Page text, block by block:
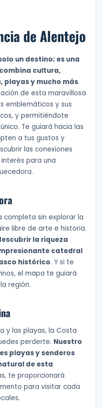
de Alentejo
un destino; es una
cultura,
playas y mucho más.
de esta maravillosa
emblemáticos y sus
y permitiéndote
Te guiará hacia las
a tus gustos y
las conexiones
para una
completa sin explorar la
libre de arte e historia.
la riqueza
catedral
histórico. Y si te
el mapa te guiará
región.
y las playas, la Costa
perderte. Nuestro
playas y senderos
de esta
te proporcionará
para visitar cada